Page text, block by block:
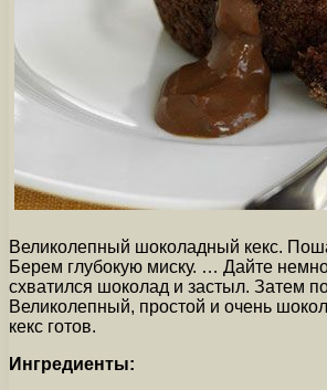
Великолепный шоколадный кекс.
Берем глубокую миску. … Дайте
схватился шоколад и застыл. Затем
Великолепный, простой и очень
кекс готов.
Ингредиенты: